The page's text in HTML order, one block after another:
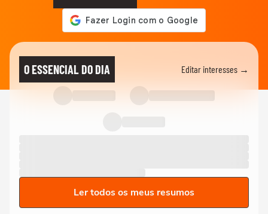
O ESSENCIAL DO DIA Editar interesses →
Ler todos os meus resumos